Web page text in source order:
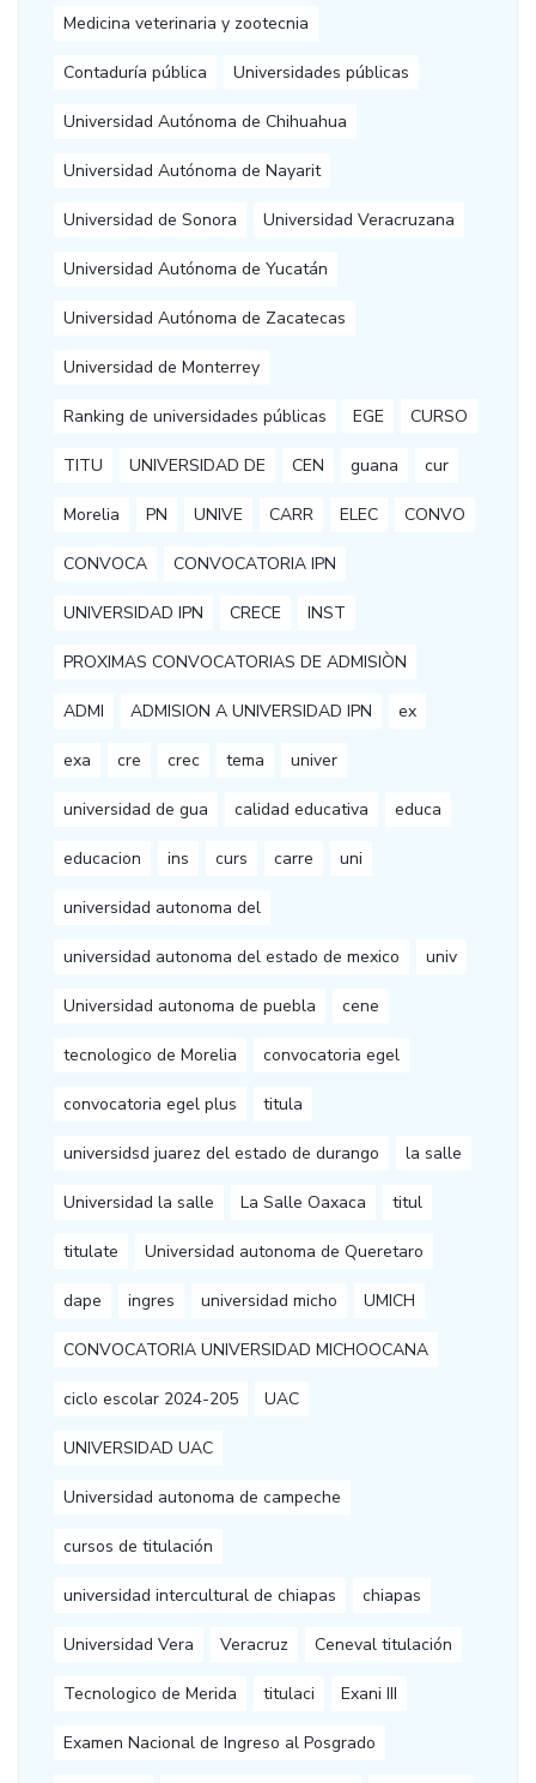
Medicina veterinaria y zootecnia
Contaduría pública Universidades públicas
Universidad Autónoma de Chihuahua
Universidad Autónoma de Nayarit
Universidad de Sonora Universidad Veracruzana
Universidad Autónoma de Yucatán
Universidad Autónoma de Zacatecas
Universidad de Monterrey
Ranking de universidades públicas EGE CURSO
TITU UNIVERSIDAD DE CEN guana cur
Morelia PN UNIVE CARR ELEC CONVO
CONVOCA CONVOCATORIA IPN
UNIVERSIDAD IPN CRECE INST
PROXIMAS CONVOCATORIAS DE ADMISIÒN
ADMI ADMISION A UNIVERSIDAD IPN ex
exa cre crec tema univer
universidad de gua calidad educativa educa
educacion ins curs carre uni
universidad autonoma del
universidad autonoma del estado de mexico univ
Universidad autonoma de puebla cene
tecnologico de Morelia convocatoria egel
convocatoria egel plus titula
universidsd juarez del estado de durango la salle
Universidad la salle La Salle Oaxaca titul
titulate Universidad autonoma de Queretaro
dape ingres universidad micho UMICH
CONVOCATORIA UNIVERSIDAD MICHOOCANA
ciclo escolar 2024-205 UAC
UNIVERSIDAD UAC
Universidad autonoma de campeche
cursos de titulación
universidad intercultural de chiapas chiapas
Universidad Vera Veracruz Ceneval titulación
Tecnologico de Merida titulaci Exani III
Examen Nacional de Ingreso al Posgrado